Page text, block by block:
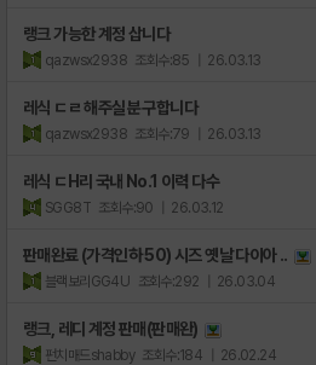
랭크 가능한 계정 삽니다
qazwsx2938 조회수:85 | 26.03.13
레식 ㄷㄹ 해주실분 구합니다
qazwsx2938 조회수:79 | 26.03.13
레식 ㄷH리 국내 No.1 이력 다수
SGG8T 조회수:90 | 26.03.12
판매완료 (가격인하 50) 시즈 옛날 다이아 ..
블랙보리GG4U 조회수:292 | 26.03.04
랭크, 레디 계정 판매(판매완)
펀치매드shabby 조회수:184 | 26.02.24